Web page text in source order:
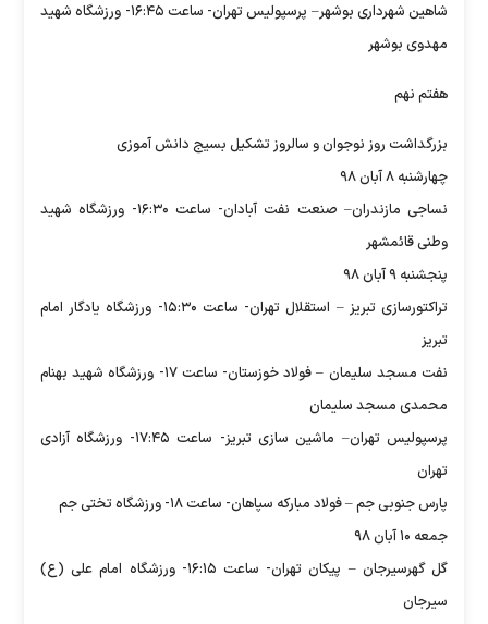
شاهین شهرداری بوشهر– پرسپولیس تهران- ساعت ۱۶:۴۵- ورزشگاه شهید
مهدوی بوشهر
هفتم نهم
بزرگداشت روز نوجوان و سالروز تشکیل بسیج دانش آموزی
چهارشنبه ۸ آبان ۹۸
نساجی مازندران– صنعت نفت آبادان- ساعت ۱۶:۳۰- ورزشگاه شهید
وطنی قائمشهر
پنجشنبه ۹ آبان ۹۸
تراکتورسازی تبریز – استقلال تهران- ساعت ۱۵:۳۰- ورزشگاه یادگار امام
تبریز
نفت مسجد سلیمان – فولاد خوزستان- ساعت ۱۷- ورزشگاه شهید بهنام
محمدی مسجد سلیمان
پرسپولیس تهران– ماشین سازی تبریز- ساعت ۱۷:۴۵- ورزشگاه آزادی
تهران
پارس جنوبی جم – فولاد مبارکه سپاهان- ساعت ۱۸- ورزشگاه تختی جم
جمعه ۱۰ آبان ۹۸
گل گهرسیرجان – پیکان تهران- ساعت ۱۶:۱۵- ورزشگاه امام علی (ع)
سیرجان